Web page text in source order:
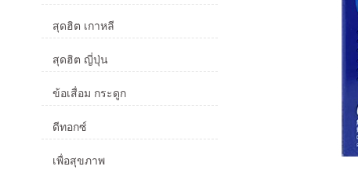
สุดฮิต เกาหลี
สุดฮิต ญี่ปุ่น
ข้อเสื่อม กระดูก
ดีทอกซ์
เพื่อสุขภาพ